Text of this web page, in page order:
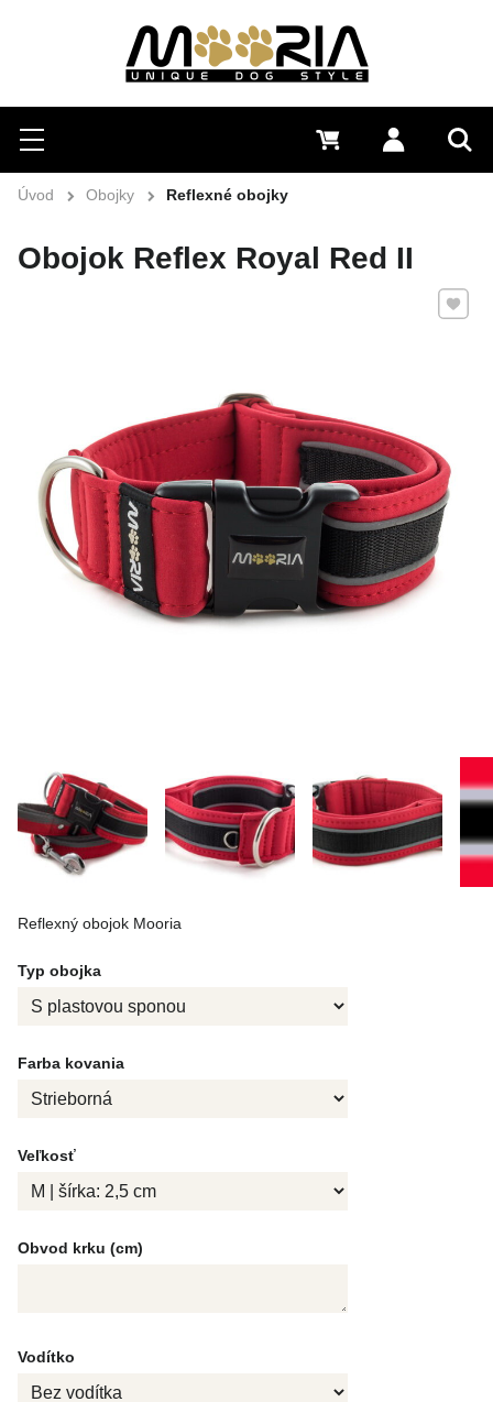
Hľadať
Menu Prihlásiť
0 €
Úvod Obojky Reflexné obojky
Obojok Reflex Royal Red II
Reflexný obojok Mooria
Pridať
Typ obojka
Farba kovania
Veľkosť
Obvod krku (cm)
Vodítko